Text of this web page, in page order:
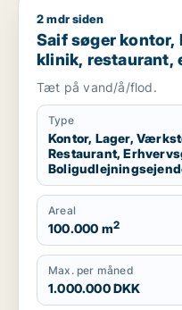
Saif søger kontor,
2 mdr siden
Saif søger
klinik, restaurant,
Storkøbenhavn
Tæt på vand/å/flod.
Type
Kontor, Lager,
Restaurant,
Produktionslokaler,
Areal
100.000 m2
Max. per måned
1.000.000 DKK